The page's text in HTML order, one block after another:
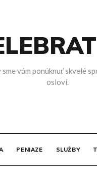
vám ponúknuť skvelé
osloví.
PENIAZE SLUŽBY